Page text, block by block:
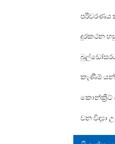
පරිවරණය
දුරකථන
කැණීම්
කොන්ක්‍රීට්
වන විද්‍යා